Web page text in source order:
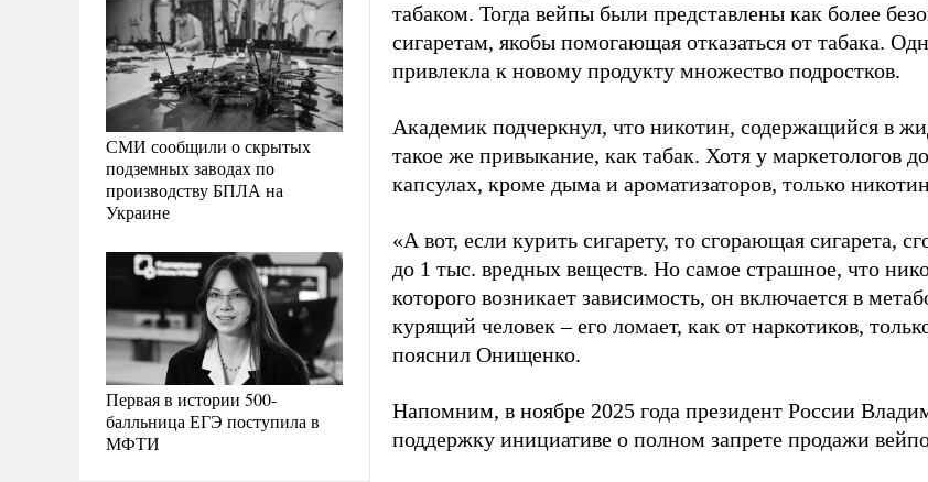
СМИ сообщили о скрытых
подземных заводах по
производству БПЛА на
Украине
Первая в истории 500-
балльница ЕГЭ поступила в
МФТИ
табаком. Тогда вейпы были представлены как более
сигаретам, якобы помогающая отказаться от табака.
привлекла к новому продукту множество подростков.
Академик подчеркнул, что никотин, содержащийся в
такое же привыкание, как табак. Хотя у маркетологов
капсулах, кроме дыма и ароматизаторов, только
«А вот, если курить сигарету, то сгорающая сигарета,
до 1 тыс. вредных веществ. Но самое страшное, что
которого возникает зависимость, он включается в
курящий человек – его ломает, как от наркотиков,
пояснил Онищенко.
Напомним, в ноябре 2025 года президент России
поддержку инициативе о полном запрете продажи